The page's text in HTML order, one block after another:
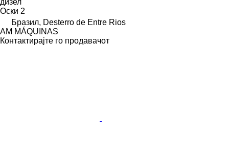
Оски 2
Бразил, Desterro de Entre Rios
AM MÁQUINAS
Контактирајте го продавачот